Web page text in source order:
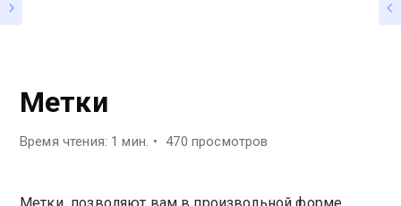
Метки
Время чтения: 1 мин. 470 просмотров